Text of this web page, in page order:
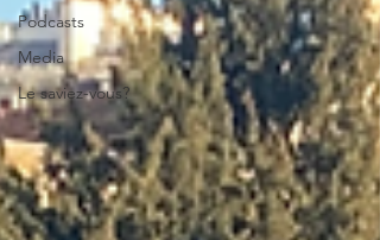
Podcasts
Media
Le saviez-vous?